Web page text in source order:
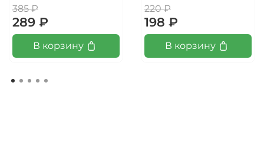
385 ₽
289 ₽
В корзину
220 ₽
198 ₽
В корзину